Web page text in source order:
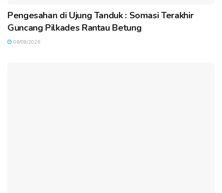
Pengesahan di Ujung Tanduk : Somasi Terakhir
Guncang Pilkades Rantau Betung
06/08/2026